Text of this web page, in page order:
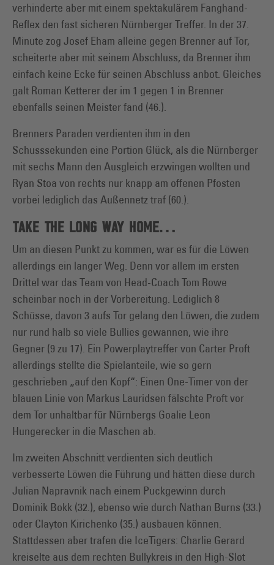
verhinderte aber mit einem spektakulärem Fanghand-
Reflex den fast sicheren Nürnberger Treffer. In der 37.
Minute zog Josef Eham alleine gegen Brenner auf Tor,
scheiterte aber mit seinem Abschluss, da Brenner ihm
einfach keine Ecke für seinen Abschluss anbot. Gleiches
galt Roman Ketterer der im 1 gegen 1 in Brenner
ebenfalls seinen Meister fand (46.).
Brenners Paraden verdienten ihm in den
Schusssekunden eine Portion Glück, als die Nürnberger
mit sechs Mann den Ausgleich erzwingen wollten und
Ryan Stoa von rechts nur knapp am offenen Pfosten
vorbei lediglich das Außennetz traf (60.).
TAKE THE LONG WAY HOME…
Um an diesen Punkt zu kommen, war es für die Löwen
allerdings ein langer Weg. Denn vor allem im ersten
Drittel war das Team von Head-Coach Tom Rowe
scheinbar noch in der Vorbereitung. Lediglich 8
Schüsse, davon 3 aufs Tor gelang den Löwen, die zudem
nur rund halb so viele Bullies gewannen, wie ihre
Gegner (9 zu 17). Ein Powerplaytreffer von Carter Proft
allerdings stellte die Spielanteile, wie so gern
geschrieben „auf den Kopf“: Einen One-Timer von der
blauen Linie von Markus Lauridsen fälschte Proft vor
dem Tor unhaltbar für Nürnbergs Goalie Leon
Hungerecker in die Maschen ab.
Im zweiten Abschnitt verdienten sich deutlich
verbesserte Löwen die Führung und hätten diese durch
Julian Napravnik nach einem Puckgewinn durch
Dominik Bokk (32.), ebenso wie durch Nathan Burns (33.)
oder Clayton Kirichenko (35.) ausbauen können.
Stattdessen aber trafen die IceTigers: Charlie Gerard
kreiselte aus dem rechten Bullykreis in den High-Slot